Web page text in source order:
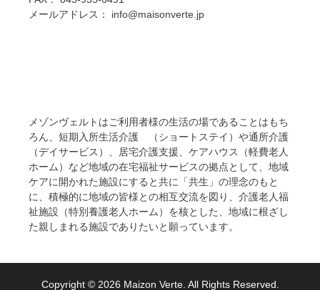
メールアドレス： info@maisonverte.jp
メゾンヴェルトはご利用者様の生活の場であることはもち
ろん、短期入所生活介護 （ショートステイ）や通所介護
（デイサービス）、居宅介護支援、ケアハウス（軽費老人
ホーム）など地域の在宅福祉サービスの拠点として、地域
ケアに開かれた施設にすると共に「共生」の理念のもと
に、積極的に地域の皆様との相互交流を図り、介護老人福
祉施設（特別養護老人ホーム）を核とした、地域に根ざし
た親しまれる施設でありたいと願っています。
Copyright © 2026 Maizon Verte. All Rights Reserved.